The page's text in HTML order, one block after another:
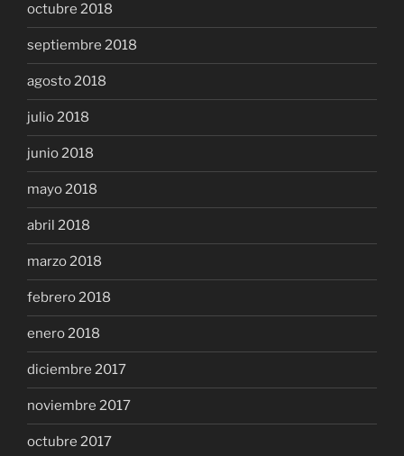
octubre 2018
septiembre 2018
agosto 2018
julio 2018
junio 2018
mayo 2018
abril 2018
marzo 2018
febrero 2018
enero 2018
diciembre 2017
noviembre 2017
octubre 2017